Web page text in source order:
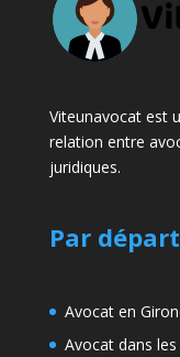
Viteunavocat est
relation entre
juridiques.
Par
Avocat en
Avocat dans